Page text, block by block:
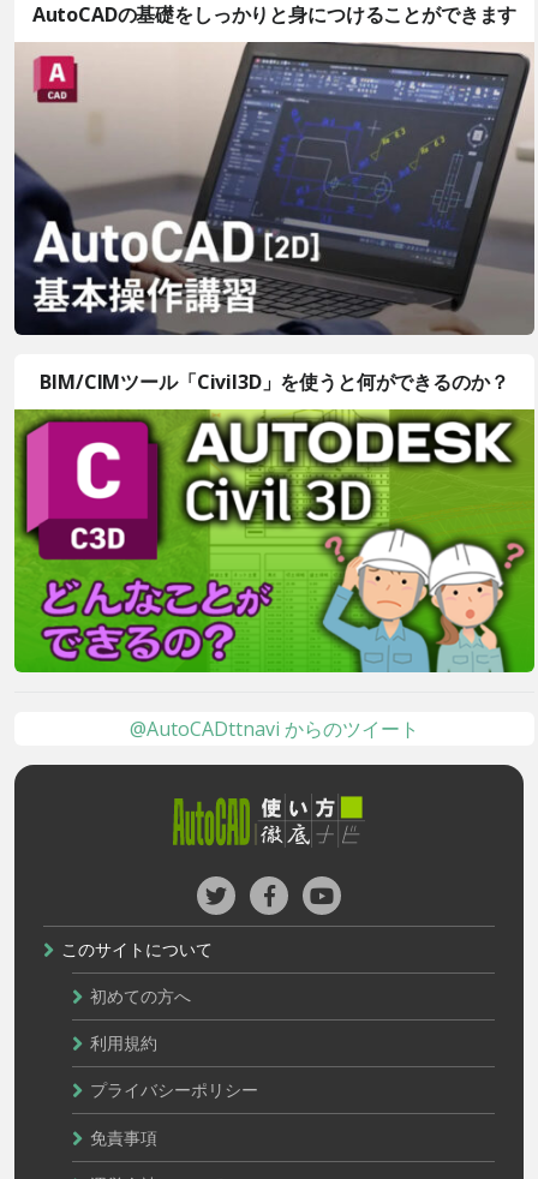
AutoCADの基礎をしっかりと身につけることができます
BIM/CIMツール「Civil3D」を使うと何ができるのか？
@AutoCADttnavi からのツイート
このサイトについて
初めての方へ
利用規約
プライバシーポリシー
免責事項